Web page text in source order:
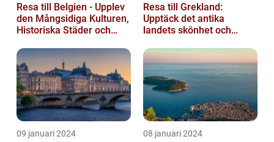
Resa till Belgien - Upplev
den Mångsidiga Kulturen,
Historiska Städer och
Resa till Grekland:
Upptäck det antika
landets skönhet och
09 januari 2024 08 januari 2024